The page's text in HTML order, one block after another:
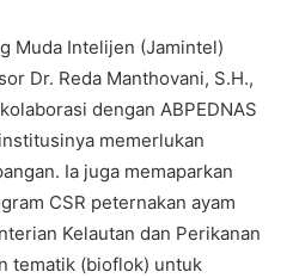
Muda Intelijen (Jamintel)
Dr. Reda Manthovani, S.H.,
dengan ABPEDNAS
memerlukan
Ia juga memaparkan
CSR peternakan ayam
Kelautan dan Perikanan
tematik (bioflok) untuk